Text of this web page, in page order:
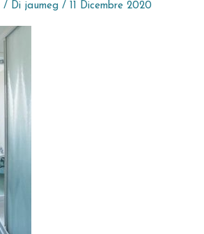
/ Di jaumeg / 11 Dicembre 2020